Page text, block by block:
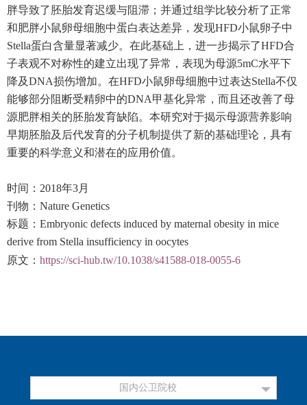
胖导致了胚胎发育迟缓与阻滞；并通过组学比较分析了正常
和肥胖小鼠卵母细胞中蛋白表达差异，发现HFD小鼠卵子中
Stella蛋白含量显著减少。在此基础上，进一步揭示了HFD合
子表观不对称性的建立出现了异常，表现为母源5mC水平下
降及DNA损伤增加。在HFD小鼠卵母细胞中过表达Stella不仅
能够部分阻断受精卵中的DNA甲基化异常，而且还改善了母
源肥胖相关的胚胎发育缺陷。本研究对于揭示母源营养影响
早期胚胎及后代发育的分子机制提供了新的基础理论，具有
重要的科学意义和潜在的应用价值。
时间： 2018年3月
刊物： Nature Genetics
标题： Embryonic defects induced by maternal obesity in mice
derive from Stella insufficiency in oocytes
原文： https://sci-hub.tw/10.1038/s41588-018-0055-6
国内公卫院校